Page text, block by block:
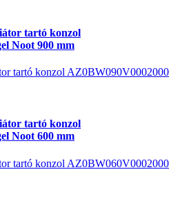
tartó konzol
Noot 900 mm
tartó konzol AZ0BW090V0002000
tartó konzol
Noot 600 mm
tartó konzol AZ0BW060V0002000